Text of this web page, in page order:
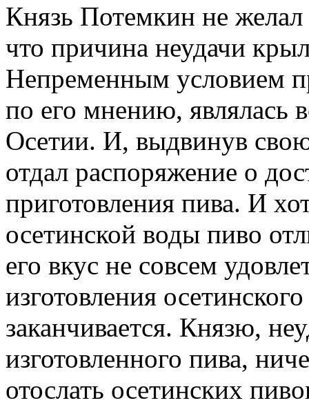
Князь Потемкин не
что причина неудачи
Непременным условием
по его мнению, являлась
Осетии. И, выдвинув
отдал распоряжение о
приготовления пива. И
осетинской воды пиво
его вкус не совсем
изготовления
заканчивается. Князю,
изготовленного пива,
отослать осетинских